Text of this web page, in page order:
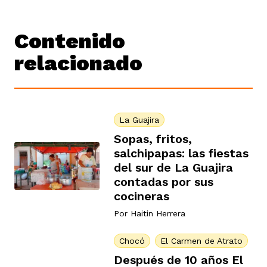
Contenido
relacionado
La Guajira
Sopas, fritos,
salchipapas: las fiestas
del sur de La Guajira
contadas por sus
cocineras
Por Haitin Herrera
Chocó El Carmen de Atrato
Después de 10 años El